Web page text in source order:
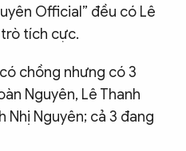
Official” đều có Lê
tích cực.
chồng nhưng có 3
Nguyên, Lê Thanh
Nhị Nguyên; cả 3 đang